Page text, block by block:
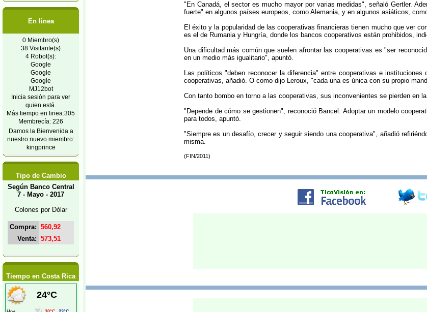
En linea
0 Miembro(s)
38 Visitante(s)
4 Robot(s):
Google
Google
Google
MJ12bot
Inicia sesión para ver
quien está.
Más tiempo en linea:305
Membrecía: 226
Damos la Bienvenida a
nuestro nuevo miembro:
kingprince
Tipo de Cambio
Según Banco Central
7 - Mayo - 2017
Colones por Dólar
Compra: 560,92
Venta: 573,51
Tiempo en Costa Rica
"En Canadá, el sector es mucho mayor por varias medidas", señaló Gertler.
fuerte" en algunos países europeos, como Alemania, y en algunos asiáticos,
El éxito y la popularidad de las cooperativas financieras tienen mucho que ver
es el de Rumania y Hungría, donde los bancos cooperativos están prohibidos,
Una dificultad más común que suelen afrontar las cooperativas es "ser
en un medio más igualitario", apuntó.
Las políticos "deben reconocer la diferencia" entre cooperativas e
cooperativas, añadió. O como dijo Leroux, "cada una es única con su propio
Con tanto bombo en torno a las cooperativas, sus inconvenientes se pierden en
"Depende de cómo se gestionen", reconoció Bancel. Adoptar un modelo
para todos, apuntó.
"Siempre es un desafío, crecer y seguir siendo una cooperativa", añadió
misma.
(FIN/2011)